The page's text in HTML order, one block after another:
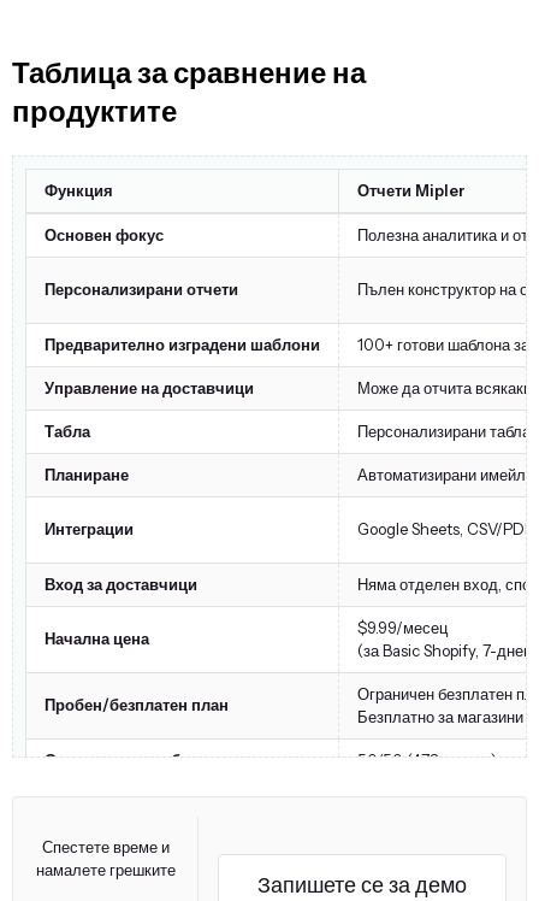
Таблица за сравнение на
продуктите
Функция Отчети Mipler
Основен фокус Полезна аналитика и
Персонализирани отчети Пълен конструктор на
Предварително изградени шаблони 100+ готови шаблона за
Управление на доставчици Може да отчита
Табла Персонализирани табла
Планиране Автоматизирани имейли
Интеграции Google Sheets, CSV/
Вход за доставчици Няма отделен вход,
Начална цена
$9.99/месец
(за Basic Shopify, 7-
Пробен/безплатен план
Ограничен безплатен
Безплатно за магазини
Оценка на потребителите 5.0/5.0 (478 отзива)
Спестете време и
намалете грешките
Запишете се за демо